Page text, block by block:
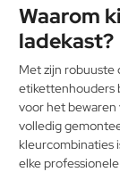
Waarom
ladekast?
Met zijn robuuste
etikettenhouders
voor het
volledig
kleurcombinaties
elke